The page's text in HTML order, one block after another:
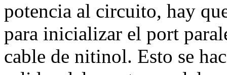
potencia al circuito, hay
para inicializar el port
cable de nitinol. Esto se